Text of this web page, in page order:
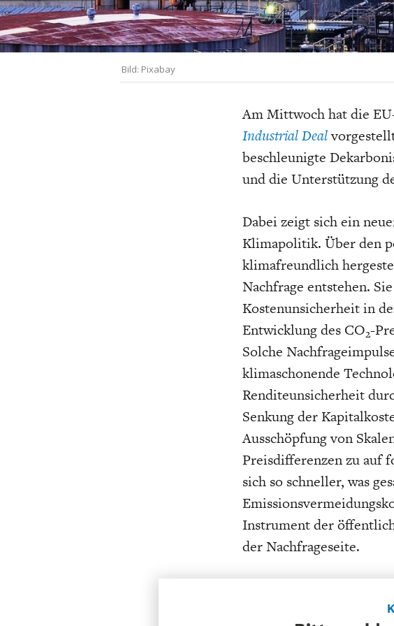
DIE
UNGLEICHHEIT
Bild: Pixabay
Am Mittwoch hat die
Industrial Deal
beschleunigte
und die Unterstützung
Dabei zeigt sich ein
Klimapolitik. Über den
klimafreundlich
Nachfrage entstehen.
Kostenunsicherheit in
Entwicklung des CO2-
Solche
klimaschonende
Renditeunsicherheit
Senkung der
Ausschöpfung von
Preisdifferenzen zu auf
sich so schneller, was
Instrument der
der Nachfrageseite.